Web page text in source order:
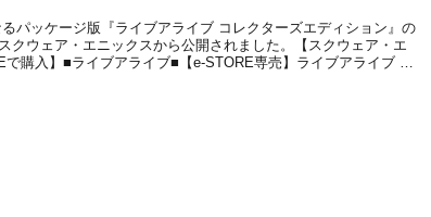
パッケージ版『ライブアライブ コレクターズエディション』の
クウェア・エニックスから公開されました。【スクウェア・エ
で購入】■ライブアライブ■【e-STORE専売】ライブアライブ コ